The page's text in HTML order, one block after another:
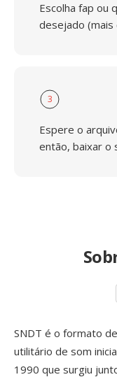
Escolha fap ou
desejado
3
Espere o
então, baixar o
SNDT é o formato
utilitário de som
1990 que surgiu